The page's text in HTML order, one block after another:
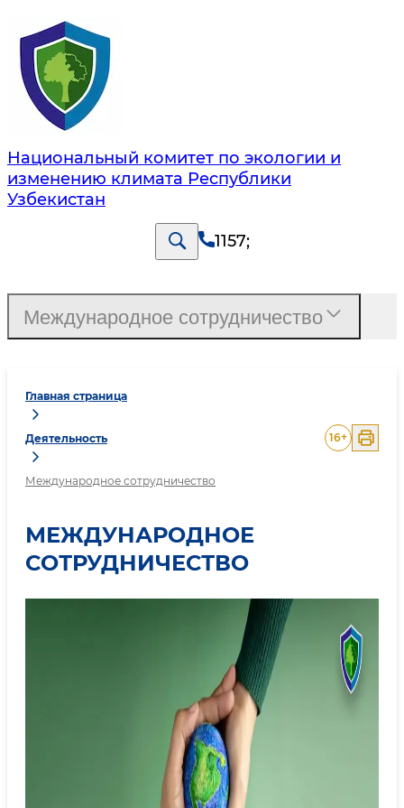
Национальный комитет по экологии и
изменению климата Республики
Узбекистан
1157;
Главная страница
Деятельность
Международное сотрудничество
16+
МЕЖДУНАРОДНОЕ
СОТРУДНИЧЕСТВО
Международное сотрудничество